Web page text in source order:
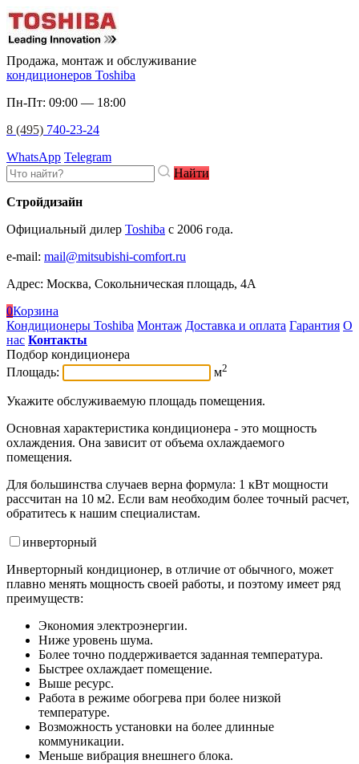
Продажа, монтаж и обслуживание
кондиционеров Toshiba
Пн-Пт: 09:00 — 18:00
8 (495) 740-23-24
WhatsApp Telegram
Найти
Стройдизайн
Официальный дилер Toshiba c 2006 года.
e-mail: mail@mitsubishi-comfort.ru
Адрес: Москва, Сокольническая площадь, 4А
0Корзина
Кондиционеры Toshiba Монтаж Доставка и оплата Гарантия О
нас Контакты
Подбор кондиционера
Площадь:
м2
Укажите обслуживаемую площадь помещения.
Основная характеристика кондиционера - это мощность
охлаждения. Она зависит от объема охлаждаемого
помещения.
Для большинства случаев верна формула: 1 кВт мощности
рассчитан на 10 м2. Если вам необходим более точный расчет,
обратитесь к нашим специалистам.
инверторный
Инверторный кондиционер, в отличие от обычного, может
плавно менять мощность своей работы, и поэтому имеет ряд
преимуществ:
Экономия электроэнергии.
Ниже уровень шума.
Более точно поддерживается заданная температура.
Быстрее охлаждает помещение.
Выше ресурс.
Работа в режиме обогрева при более низкой
температуре.
Возможность установки на более длинные
коммуникации.
Меньше вибрация внешнего блока.